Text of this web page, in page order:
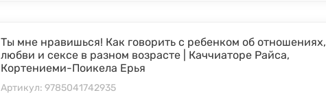
Ты мне нравишься! Как говорить с ребенком об отношениях,
любви и сексе в разном возрасте | Каччиаторе Райса,
Кортениеми-Поикела Ерья
Артикул: 9785041742935